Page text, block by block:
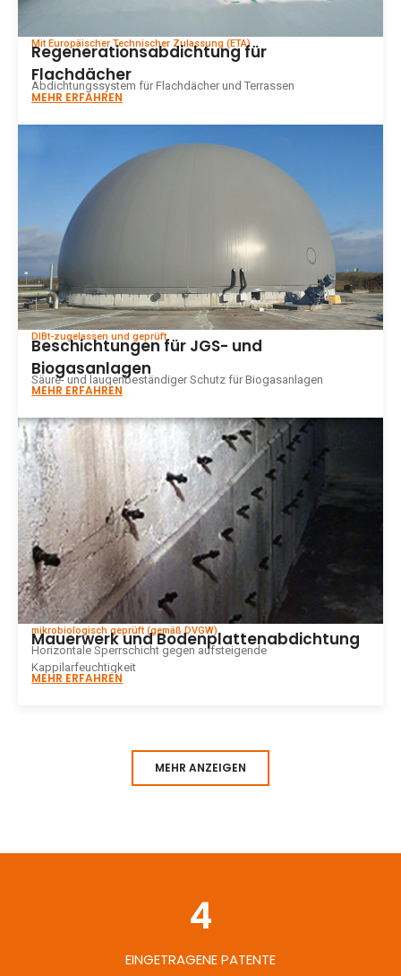
Mit Europäischer Technischer Zulassung (ETA)
Regenerationsabdichtung für
Flachdächer
Abdichtungssystem für Flachdächer und Terrassen
MEHR ERFAHREN
DIBt-zugelassen und geprüft
Beschichtungen für JGS- und
Biogasanlagen
Säure- und laugenbeständiger Schutz für Biogasanlagen
MEHR ERFAHREN
mikrobiologisch geprüft (gemäß DVGW)
Mauerwerk und Bodenplattenabdichtung
Horizontale Sperrschicht gegen aufsteigende
Kappilarfeuchtigkeit
MEHR ERFAHREN
MEHR ANZEIGEN
EINGETRAGENE PATENTE
4